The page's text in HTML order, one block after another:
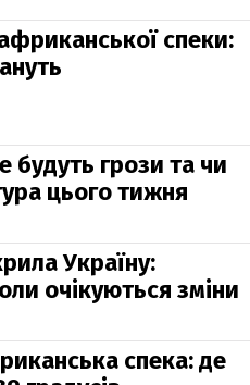
спеки:
будуть грози та чи
цього тижня
Україну:
очікуються зміни
спека: де